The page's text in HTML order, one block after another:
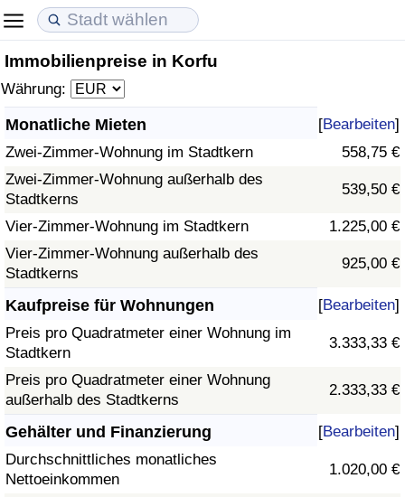
Immobilienpreise in Korfu
Währung:
Monatliche Mieten [Bearbeiten]
Zwei-Zimmer-Wohnung im Stadtkern
558,75 €
Zwei-Zimmer-Wohnung außerhalb des
Stadtkerns
539,50 €
Vier-Zimmer-Wohnung im Stadtkern
1.225,00 €
Vier-Zimmer-Wohnung außerhalb des
Stadtkerns
925,00 €
Kaufpreise für Wohnungen [Bearbeiten]
Preis pro Quadratmeter einer Wohnung im
Stadtkern
3.333,33 €
Preis pro Quadratmeter einer Wohnung
außerhalb des Stadtkerns
2.333,33 €
Gehälter und Finanzierung [Bearbeiten]
Durchschnittliches monatliches
Nettoeinkommen
1.020,00 €
Lebenshaltungskosten
Lebenshaltungskosten-Index (aktuell)
Lebenshaltungskosten-Index
Lebenshaltungskosten-Index nach Land
in Akaba
Immobilienpreise
Immobilienpreis-Index (aktuell)
Immobilienpreis-Index
Immobilienpreis-Index nach Land
Lebensqualität
Lebensqualität-Index
Lebensqualität-Index (aktuell)
Lebensqualitätsindex nach Land
Kriminalität
Kriminalitäts-Index (aktuell)
Kriminalitäts-Index
Kriminalitätsindex nach Land
Gesundheitsversorgung
Gesundheitsversorgungs-Index (aktuell)